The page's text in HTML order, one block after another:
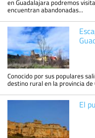
en Guadalajara podremos
encuentran abandonadas...
Conocido por sus populares
destino rural en la provincia de
El